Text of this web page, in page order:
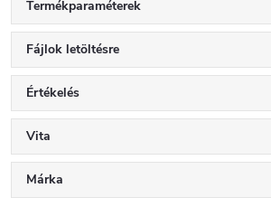
Termékparaméterek
Fájlok letöltésre
Értékelés
Vita
Márka